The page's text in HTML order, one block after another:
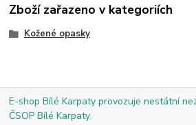
Zboží zařazeno v kategoriích
Kožené opasky
E-shop Bílé Karpaty provozuje nestátní
ČSOP Bílé Karpaty.